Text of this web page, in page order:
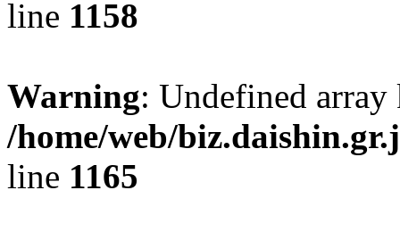
line 1158
Warning: Undefined
/home/web/
line 1165